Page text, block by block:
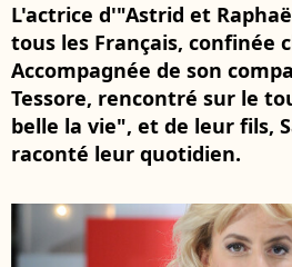
L'actrice d'"Astrid et
tous les Français, confinée
Accompagnée de son
Tessore, rencontré sur le
belle la vie", et de leur fils,
raconté leur quotidien.